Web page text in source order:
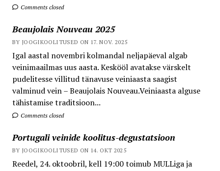
Comments closed
Beaujolais Nouveau 2025
BY JOOGIKOOLITUSED ON 17. NOV. 2025
Igal aastal novembri kolmandal neljapäeval algab
veinimaailmas uus aasta. Keskööl avatakse värskelt
pudelitesse villitud tänavuse veiniaasta saagist
valminud vein – Beaujolais Nouveau.Veiniaasta alguse
tähistamise traditsioon...
Comments closed
Portugali veinide koolitus-degustatsioon
BY JOOGIKOOLITUSED ON 14. OKT 2025
Reedel, 24. oktoobril, kell 19:00 toimub MULLiga ja